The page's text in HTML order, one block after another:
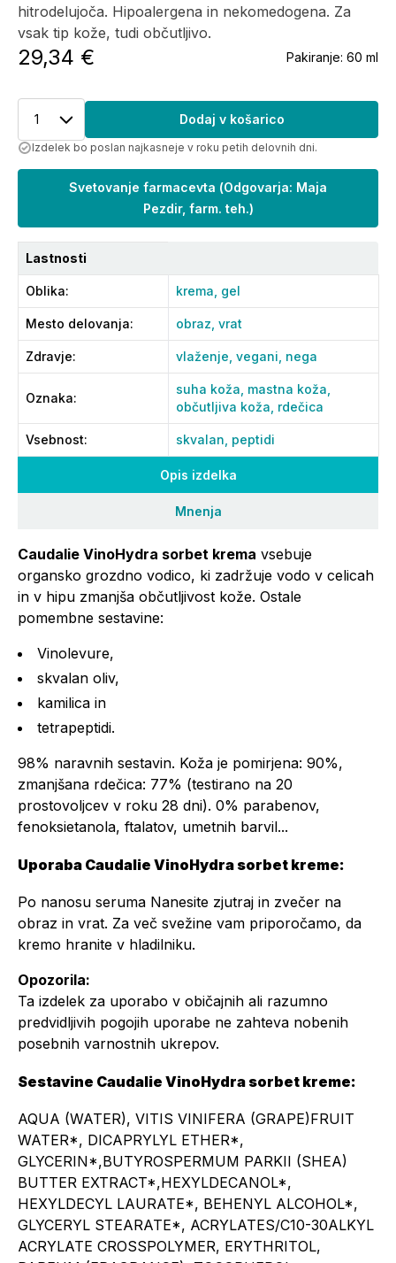
Opis izdelka
Mnenja
Caudalie VinoHydra sorbet krema vsebuje
organsko grozdno vodico, ki zadržuje vodo v celicah
in v hipu zmanjša občutljivost kože. Ostale
pomembne sestavine:
Vinolevure,
skvalan oliv,
kamilica in
tetrapeptidi.
98% naravnih sestavin. Koža je pomirjena: 90%,
zmanjšana rdečica: 77% (testirano na 20
prostovoljcev v roku 28 dni). 0% parabenov,
fenoksietanola, ftalatov, umetnih barvil...
Uporaba Caudalie VinoHydra sorbet kreme:
Po nanosu seruma Nanesite zjutraj in zvečer na
obraz in vrat. Za več svežine vam priporočamo, da
kremo hranite v hladilniku.
Opozorila:
Ta izdelek za uporabo v običajnih ali razumno
predvidljivih pogojih uporabe ne zahteva nobenih
posebnih varnostnih ukrepov.
Sestavine Caudalie VinoHydra sorbet kreme:
AQUA (WATER), VITIS VINIFERA (GRAPE)FRUIT
WATER*, DICAPRYLYL ETHER*,
GLYCERIN*,BUTYROSPERMUM PARKII (SHEA)
BUTTER EXTRACT*,HEXYLDECANOL*,
HEXYLDECYL LAURATE*, BEHENYL ALCOHOL*,
GLYCERYL STEARATE*, ACRYLATES/C10-30ALKYL
ACRYLATE CROSSPOLYMER, ERYTHRITOL,
hitrodelujoča. Hipoalergena in nekomedogena. Za
vsak tip kože, tudi občutljivo.
29,34 € Pakiranje: 60 ml
1 Dodaj v košarico
Izdelek bo poslan najkasneje v roku petih delovnih dni.
Svetovanje farmacevta (Odgovarja: Maja
Pezdir, farm. teh.)
Lastnosti
Oblika: krema, gel
Mesto delovanja: obraz, vrat
Zdravje: vlaženje, vegani, nega
Oznaka:
suha koža, mastna koža,
občutljiva koža, rdečica
Vsebnost: skvalan, peptidi